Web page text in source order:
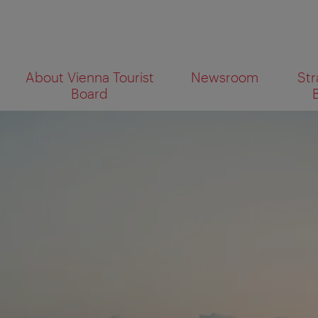
navigation
contents
About Vienna Tourist
Board
Newsroom
What